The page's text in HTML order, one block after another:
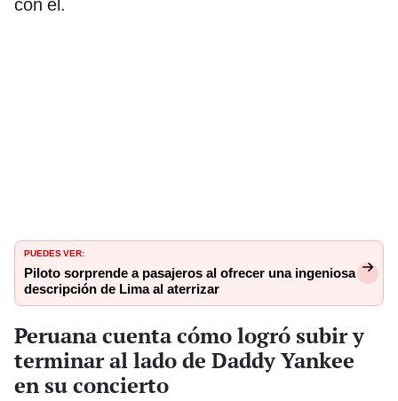
PUEDES VER:
Piloto sorprende a pasajeros al ofrecer una ingeniosa
descripción de Lima al aterrizar
Peruana cuenta cómo logró subir y
terminar al lado de Daddy Yankee
en su concierto